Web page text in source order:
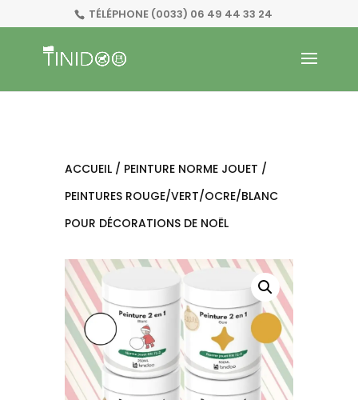
TÉLÉPHONE (0033) 06 49 44 33 24
ACCUEIL/ PEINTURE NORME JOUET /
PEINTURES ROUGE/VERT/OCRE/BLANC
POUR DÉCORATIONS DE NOËL